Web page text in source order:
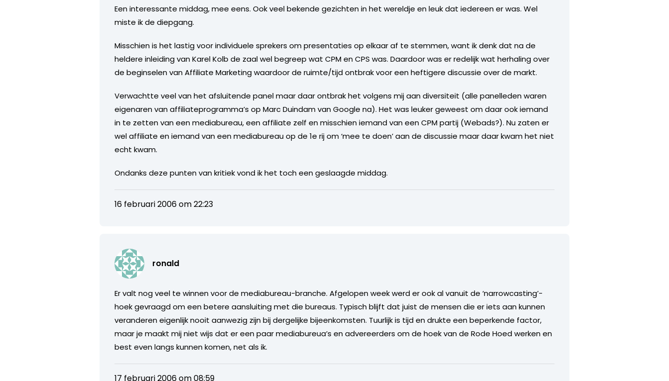
Een interessante middag, mee eens. Ook veel bekende gezichten in het wereldje en leuk dat iedereen er was. Wel
miste ik de diepgang.
Misschien is het lastig voor individuele sprekers om presentaties op elkaar af te stemmen, want ik denk dat na de
heldere inleiding van Karel Kolb de zaal wel begreep wat CPM en CPS was. Daardoor was er redelijk wat herhaling over
de beginselen van Affiliate Marketing waardoor de ruimte/tijd ontbrak voor een heftigere discussie over de markt.
Verwachtte veel van het afsluitende panel maar daar ontbrak het volgens mij aan diversiteit (alle panelleden waren
eigenaren van affiliateprogramma’s op Marc Duindam van Google na). Het was leuker geweest om daar ook iemand
in te zetten van een mediabureau, een affiliate zelf en misschien iemand van een CPM partij (Webads?). Nu zaten er
wel affiliate en iemand van een mediabureau op de 1e rij om ‘mee te doen’ aan de discussie maar daar kwam het niet
echt kwam.
Ondanks deze punten van kritiek vond ik het toch een geslaagde middag.
16 februari 2006 om 22:23
ronald
Er valt nog veel te winnen voor de mediabureau-branche. Afgelopen week werd er ook al vanuit de ‘narrowcasting’-
hoek gevraagd om een betere aansluiting met die bureaus. Typisch blijft dat juist de mensen die er iets aan kunnen
veranderen eigenlijk nooit aanwezig zijn bij dergelijke bijeenkomsten. Tuurlijk is tijd en drukte een beperkende factor,
maar je maakt mij niet wijs dat er een paar mediabureua’s en advereerders om de hoek van de Rode Hoed werken en
best even langs kunnen komen, net als ik.
17 februari 2006 om 08:59